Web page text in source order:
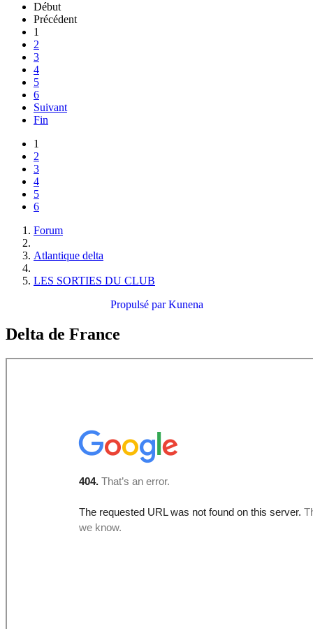
Début
Précédent
1
2
3
4
5
6
Suivant
Fin
1
2
3
4
5
6
Forum
Atlantique delta
LES SORTIES DU CLUB
Propulsé parKunena
Delta de France